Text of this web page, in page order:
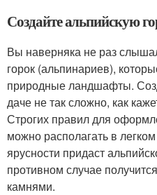
Создайте альпийскую
Вы наверняка не раз
горок (альпинариев),
природные ландшафты.
даче не так сложно, как
Строгих правил для
можно располагать в
ярусности придаст
противном случае
камнями.